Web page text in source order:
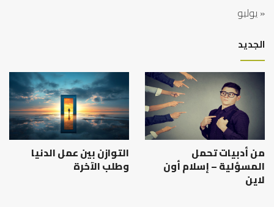
« يوليو
الجديد
من أدبيات تحمل
المسؤلية – إسلام أون
لاين
التوازن بين عمل الدنيا
وطلب الآخرة